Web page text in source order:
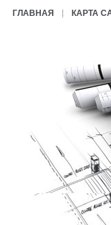
ГЛАВНАЯ КАРТА